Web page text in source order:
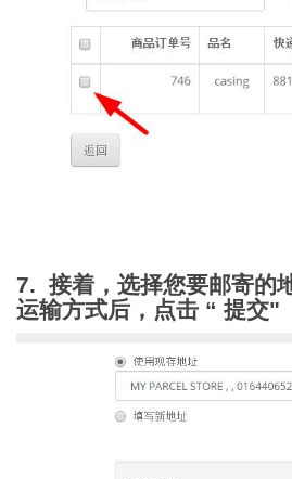
7. 接着，选择您要邮寄的
运输方式后，点击 “ 提交"